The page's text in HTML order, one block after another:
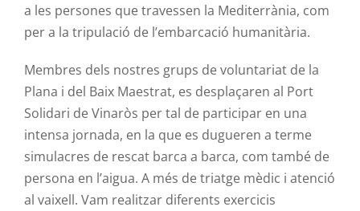
a les persones que travessen la Mediterrània, com
per a la tripulació de l’embarcació humanitària.
Membres dels nostres grups de voluntariat de la
Plana i del Baix Maestrat, es desplaçaren al Port
Solidari de Vinaròs per tal de participar en una
intensa jornada, en la que es dugueren a terme
simulacres de rescat barca a barca, com també de
persona en l’aigua. A més de triatge mèdic i atenció
al vaixell. Vam realitzar diferents exercicis